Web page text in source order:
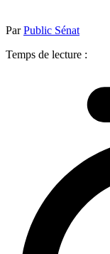
ParPublic Sénat
Temps de lecture :